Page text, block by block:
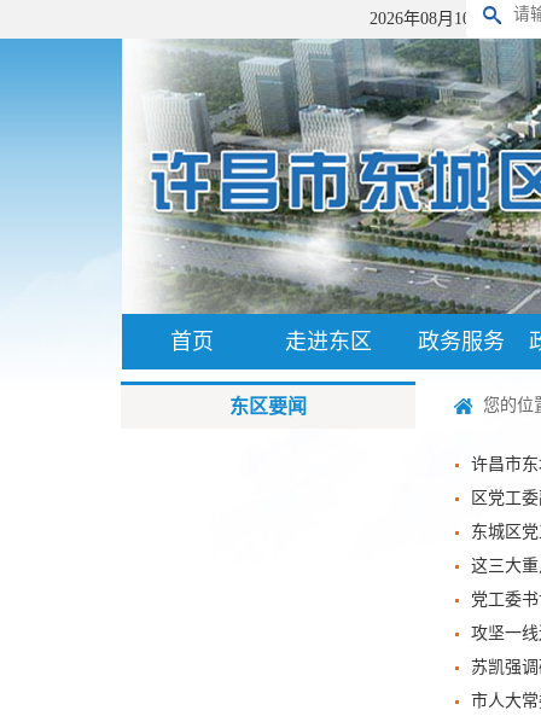
2026年08月10日 星期
首页 走进东区 政务服务
东区要闻 您的位
许昌市
区党工
东城区
这三大
党工委
攻坚一
苏凯强
市人大